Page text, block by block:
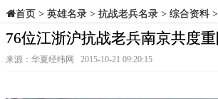
首页> 英雄名录> 抗战老兵名录> 综合资料>
76位江浙沪抗战老兵南京共度重
来源：华夏经纬网 2015-10-21 09:20:15